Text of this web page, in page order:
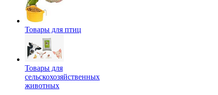
Товары для птиц
Товары для
сельскохозяйственных
животных